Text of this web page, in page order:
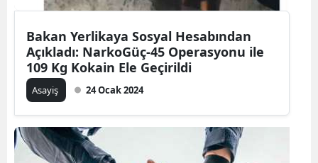
Bakan Yerlikaya Sosyal Hesabından
Açıkladı: NarkoGüç-45 Operasyonu ile
109 Kg Kokain Ele Geçirildi
Asayiş 24 Ocak 2024